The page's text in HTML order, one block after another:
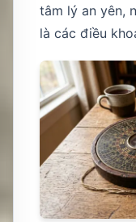
tâm lý an yên,
là các điều